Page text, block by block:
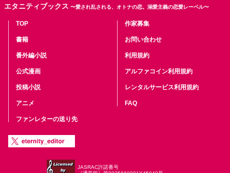
エタニティブックス 〜愛され乱される、オトナの恋。溺愛主義の恋愛レーベル〜
TOP
書籍
番外編小説
公式漫画
投稿小説
アニメ
ファンレターの送り先
作家募集
お問い合わせ
利用規約
アルファコイン利用規約
レンタルサービス利用規約
FAQ
JASRAC許諾番号